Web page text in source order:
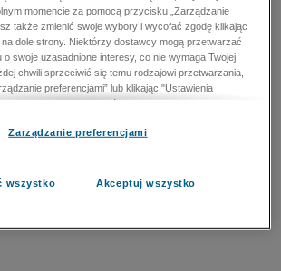
momencie za pomocą przycisku „Zarządzanie
także zmienić swoje wybory i wycofać zgodę klikając
dole strony. Niektórzy dostawcy mogą przetwarzać
o swoje uzasadnione interesy, co nie wymaga Twojej
chwili sprzeciwić się temu rodzajowi przetwarzania,
preferencjami” lub klikając "Ustawienia
Nie możesz sprzeciwić się przetwarzaniu przez
i naprawiania błędów, a w tym celu mogą zostać
osobowych w celu dostarczania i prezentacji reklam i
Zarządzanie preferencjami
wszystko Akceptuj wszystko